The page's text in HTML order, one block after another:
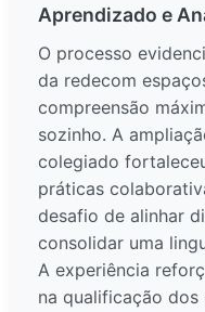
Aprendizado e
O processo
da redecom
compreensão
sozinho. A
colegiado
práticas
desafio de alinhar
consolidar uma
A experiência
na qualificação